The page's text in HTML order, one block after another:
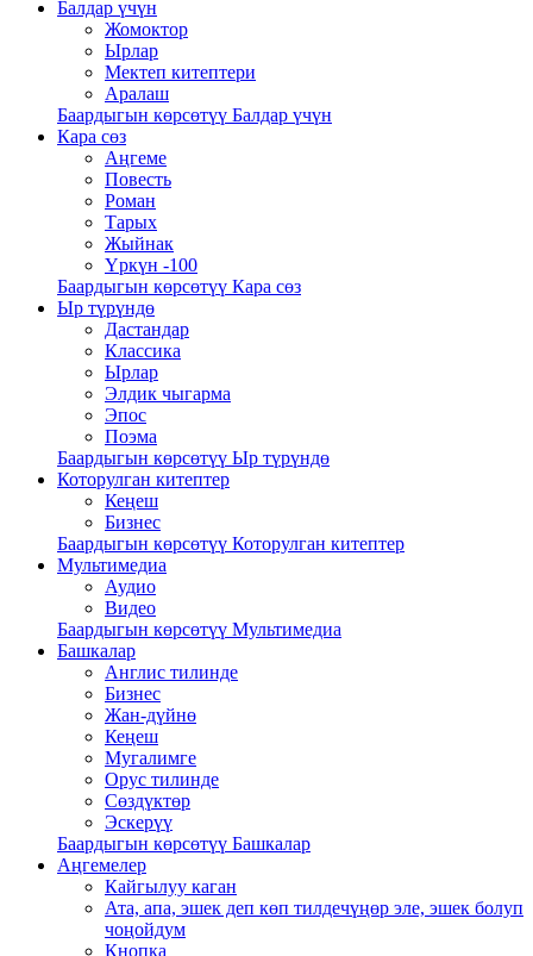
Балдар үчүн
Жомоктор
Ырлар
Мектеп китептери
Аралаш
Баардыгын көрсөтүү Балдар үчүн
Кара сөз
Аңгеме
Повесть
Роман
Тарых
Жыйнак
Үркүн -100
Баардыгын көрсөтүү Кара сөз
Ыр түрүндө
Дастандар
Классика
Ырлар
Элдик чыгарма
Эпос
Поэма
Баардыгын көрсөтүү Ыр түрүндө
Которулган китептер
Кеңеш
Бизнес
Баардыгын көрсөтүү Которулган китептер
Мультимедиа
Аудио
Видео
Баардыгын көрсөтүү Мультимедиа
Башкалар
Англис тилинде
Бизнес
Жан-дүйнө
Кеңеш
Мугалимге
Орус тилинде
Сөздүктөр
Эскерүү
Баардыгын көрсөтүү Башкалар
Аңгемелер
Кайгылуу каган
Ата, апа, эшек деп көп тилдечүңөр эле, эшек болуп
чоңойдум
Кнопка